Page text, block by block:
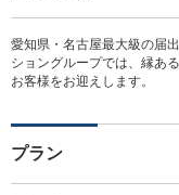
愛知県・名古屋最大級の届
ショングループでは、縁あ
お客様をお迎えします。
プラン